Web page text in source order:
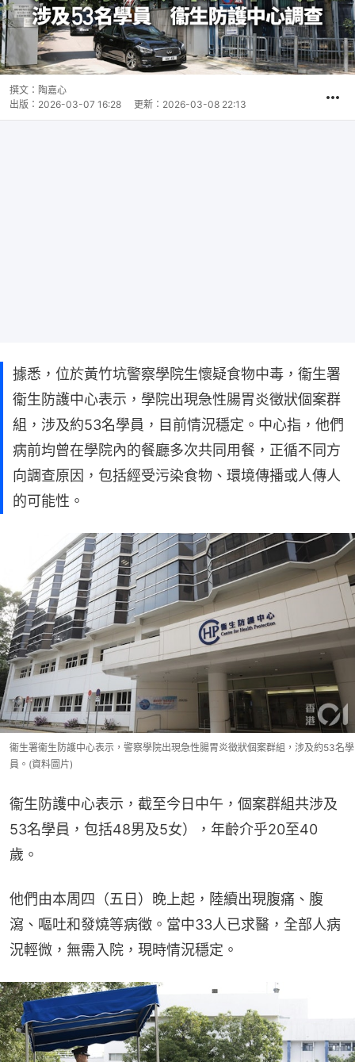
撰文： 陶嘉心
出版： 2026-03-07 16:28 更新： 2026-03-08 22:13
據悉，位於黃竹坑警察學院生懷疑食物中毒，衞生署
衞生防護中心表示，學院出現急性腸胃炎徵狀個案群
組，涉及約53名學員，目前情況穩定。中心指，他們
病前均曾在學院內的餐廳多次共同用餐，正循不同方
向調查原因，包括經受污染食物、環境傳播或人傳人
的可能性。
衞生署衞生防護中心表示，警察學院出現急性腸胃炎徵狀個案群組，涉及約53名學
員。(資料圖片)
衞生防護中心表示，截至今日中午，個案群組共涉及
53名學員，包括48男及5女），年齡介乎20至40
歲。
他們由本周四（五日）晚上起，陸續出現腹痛、腹
瀉、嘔吐和發燒等病徵。當中33人已求醫，全部人病
況輕微，無需入院，現時情況穩定。